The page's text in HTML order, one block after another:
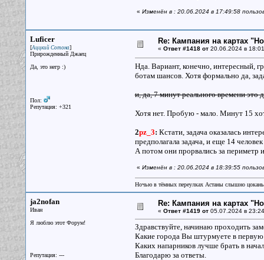
« Изменён в : 20.06.2024 в 17:49:58
Luficer
[Аццкий Сотона]
Прирожденный Джаец
Да, это негр :)
Пол:
Репутация: +321
Re: Кампания на картах
« Ответ #1418 от20.06.2024 в
Нда. Вариант, конечно, интересный,
ботам шансов. Хотя формально да,
и, да, 7 минут реального времени это
Хотя нет. Пробую - мало. Минут 15
2pz_3: Кстати, задача оказалась
предполагала задача, и еще 14
А потом они прорвались за периметр
« Изменён в : 20.06.2024 в 18:39:55
Ночью в тёмных переулках Астаны слышно
ja2nofan
Иван
Я люблю этот Форум!
Репутация: ---
Re: Кампания на картах
« Ответ #1419 от05.07.2024 в
Здравствуйте, начинаю проходить
Какие города Вы штурмуете в первую
Каких напарников лучше брать в
Благодарю за ответы.